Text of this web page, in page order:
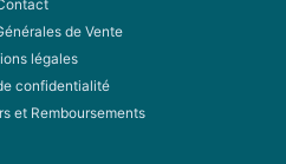
de Vente
légales
confidentialité
et Remboursements